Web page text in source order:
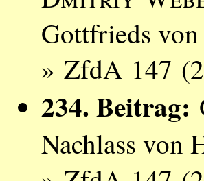
Gottfrieds
» ZfdA 147
234. Beitrag:
Nachlass von